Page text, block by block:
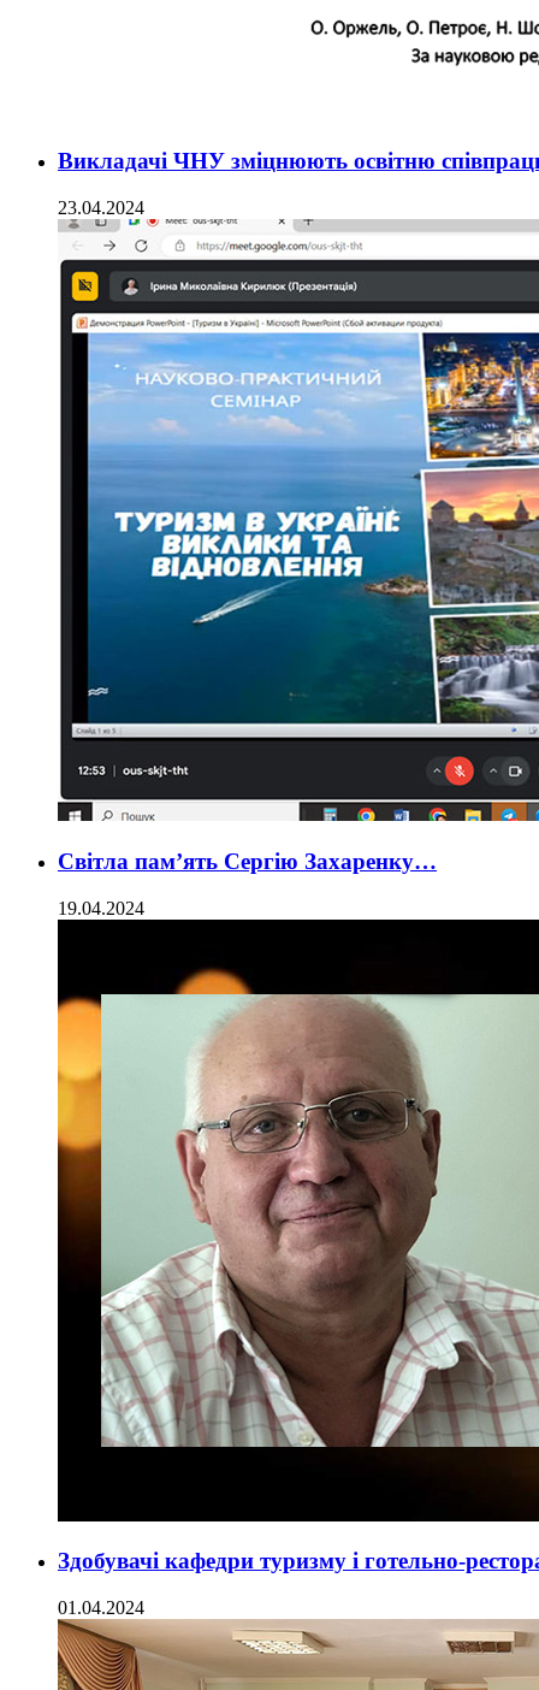
Викладачі ЧНУ зміцнюють освітню
23.04.2024
Світла пам’ять Сергію Захаренку…
19.04.2024
Здобувачі кафедри туризму і готельно-
01.04.2024